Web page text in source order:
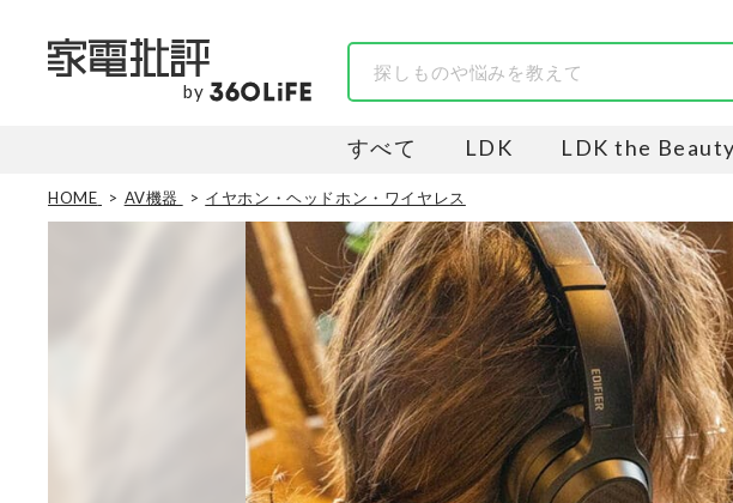
by
すべて LDK LDK the Beauty
HOME AV機器 イヤホン・ヘッドホン・ワイヤレス